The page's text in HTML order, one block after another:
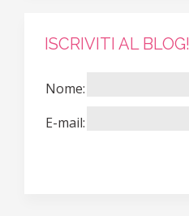
ISCRIVITI AL BLOG!
Nome:
E-mail: